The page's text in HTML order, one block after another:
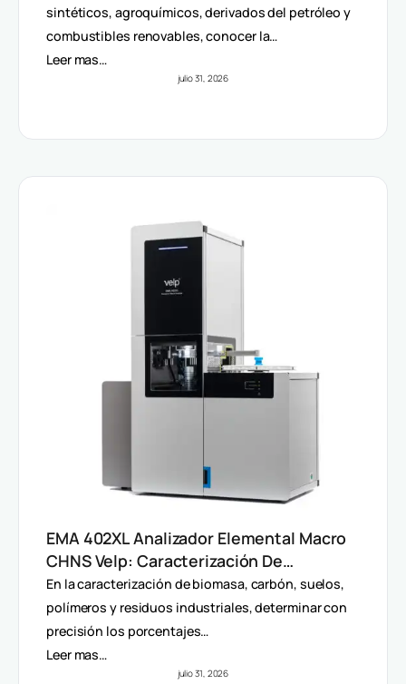
sintéticos, agroquímicos, derivados del petróleo y
combustibles renovables, conocer la…
Leer mas…
julio 31, 2026
EMA 402XL Analizador Elemental Macro
CHNS Velp: Caracterización De
Muestras Heterogéneas Y Grandes
Volúmenes
En la caracterización de biomasa, carbón, suelos,
polímeros y residuos industriales, determinar con
precisión los porcentajes…
Leer mas…
julio 31, 2026